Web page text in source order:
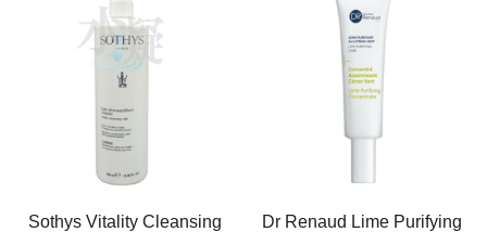
Sothys Vitality Cleansing
Dr Renaud Lime Purifying